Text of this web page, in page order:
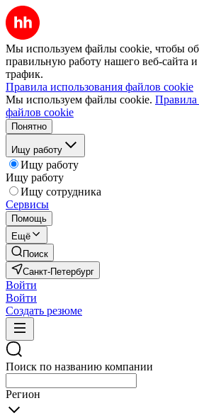
Мы используем файлы cookie, чтобы
правильную работу нашего веб-сайта и
трафик.
Правила использования файлов cookie
Мы используем файлы cookie. Правила
файлов cookie
Понятно
Ищу работу
Ищу работу
Ищу работу
Ищу сотрудника
Сервисы
Помощь
Ещё
Поиск
Санкт-Петербург
Войти
Войти
Создать резюме
Поиск по названию компании
Регион